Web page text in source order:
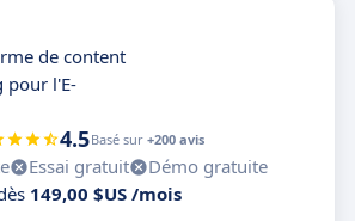
de content
pour l'E-
4.5Basé sur +200 avis
Essai gratuit
Démo gratuite
149,00 $US /mois